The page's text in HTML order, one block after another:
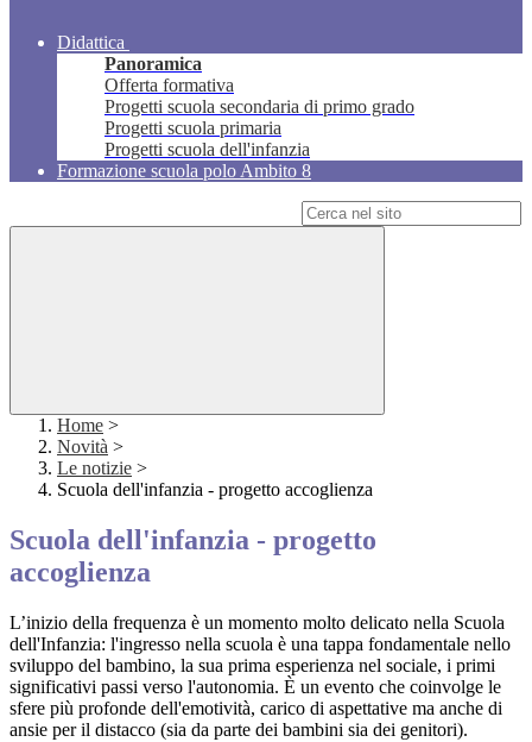
Didattica
Panoramica
Offerta formativa
Progetti scuola secondaria di primo grado
Progetti scuola primaria
Progetti scuola dell'infanzia
Formazione scuola polo Ambito 8
Home >
Novità >
Le notizie >
Scuola dell'infanzia - progetto accoglienza
Scuola dell'infanzia - progetto
accoglienza
L’inizio della frequenza è un momento molto delicato nella Scuola
dell'Infanzia: l'ingresso nella scuola è una tappa fondamentale nello
sviluppo del bambino, la sua prima esperienza nel sociale, i primi
significativi passi verso l'autonomia. È un evento che coinvolge le
sfere più profonde dell'emotività, carico di aspettative ma anche di
ansie per il distacco (sia da parte dei bambini sia dei genitori).